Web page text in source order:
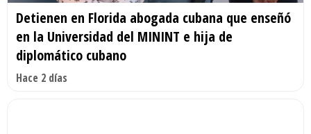
Detienen en Florida abogada cubana que enseñó
en la Universidad del MININT e hija de
diplomático cubano
Hace 2 días